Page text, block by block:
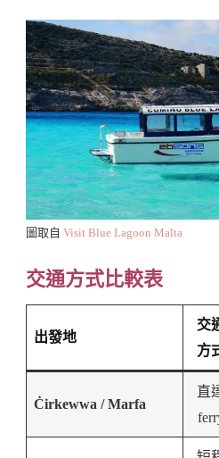
圖取自 Visit Blue Lagoon Malta
交通方式比較表
出發地
交
方
Ċirkewwa / Marfa
直